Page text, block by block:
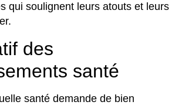
qui soulignent leurs atouts et leurs
des
santé
santé demande de bien